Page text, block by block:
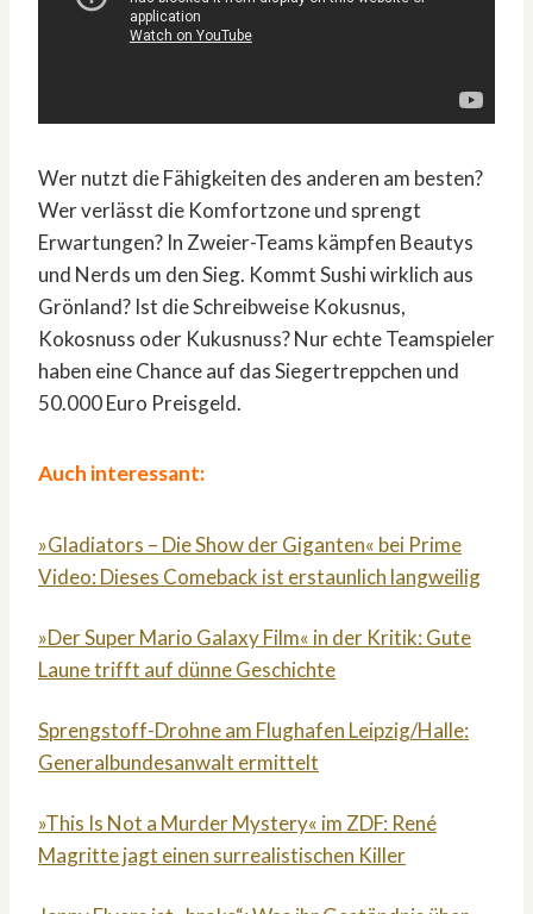
Wer nutzt die Fähigkeiten des anderen am besten?
Wer verlässt die Komfortzone und sprengt
Erwartungen? In Zweier-Teams kämpfen Beautys
und Nerds um den Sieg. Kommt Sushi wirklich aus
Grönland? Ist die Schreibweise Kokusnus,
Kokosnuss oder Kukusnuss? Nur echte Teamspieler
haben eine Chance auf das Siegertreppchen und
50.000 Euro Preisgeld.
Auch interessant:
»Gladiators – Die Show der Giganten« bei Prime
Video: Dieses Comeback ist erstaunlich langweilig
»Der Super Mario Galaxy Film« in der Kritik: Gute
Laune trifft auf dünne Geschichte
Sprengstoff-Drohne am Flughafen Leipzig/Halle:
Generalbundesanwalt ermittelt
»This Is Not a Murder Mystery« im ZDF: René
Magritte jagt einen surrealistischen Killer